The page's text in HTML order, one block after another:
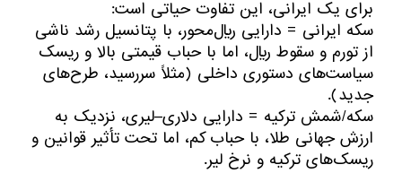
برای یک ایرانی، این تفاوت حیاتی است:
سکه ایرانی = دارایی ریال‌محور، با پتانسیل رشد ناشی
از تورم و سقوط ریال، اما با حباب قیمتی بالا و ریسک
سیاست‌های دستوری داخلی (مثلاً سررسید، طرح‌های
جدید).
سکه/شمش ترکیه = دارایی دلاری–لیری، نزدیک به
ارزش جهانی طلا، با حباب کم، اما تحت تأثیر قوانین و
ریسک‌های ترکیه و نرخ لیر.